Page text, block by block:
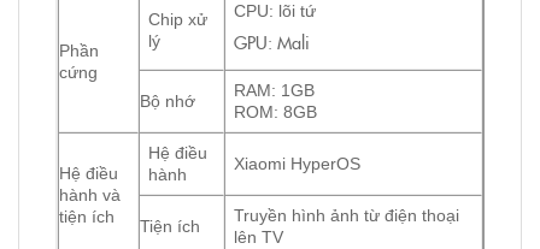
Phần
cứng
Chip xử
lý
CPU: lõi tứ
GPU: Mali
Bộ nhớ
RAM: 1GB
ROM: 8GB
Hệ điều
hành và
tiện ích
Hệ điều
hành
Xiaomi HyperOS
Tiện ích
Truyền hình ảnh từ điện thoại
lên TV